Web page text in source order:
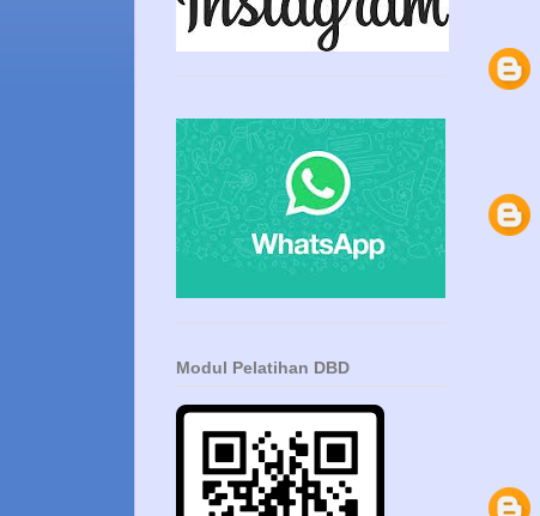
Modul Pelatihan DBD